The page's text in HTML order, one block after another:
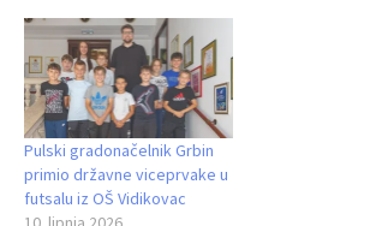
Pulski gradonačelnik Grbin
primio državne viceprvake u
futsalu iz OŠ Vidikovac